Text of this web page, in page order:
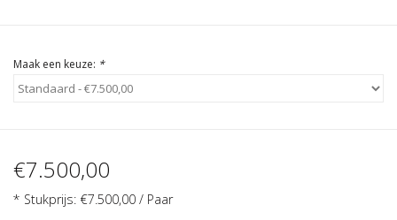
Maak een keuze: *
€7.500,00
* Stukprijs: €7.500,00 / Paar